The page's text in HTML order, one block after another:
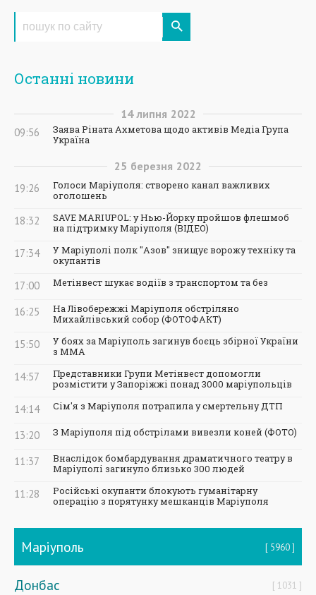
Останні новини
14 липня 2022
09:56
Заява Ріната Ахметова щодо активів Медіа Група
Україна
25 березня 2022
19:26
Голоси Маріуполя: створено канал важливих
оголошень
18:32
SAVE MARIUPOL: у Нью-Йорку пройшов флешмоб
на підтримку Маріуполя (ВІДЕО)
17:34
У Маріуполі полк "Азов" знищує ворожу техніку та
окупантів
17:00 Метінвест шукає водіїв з транспортом та без
16:25
На Лівобережжі Маріуполя обстріляно
Михайлівський собор (ФОТОФАКТ)
15:50
У боях за Маріуполь загинув боєць збірної України
з ММА
14:57
Представники Групи Метінвест допомогли
розмістити у Запоріжжі понад 3000 маріупольців
14:14 Сім'я з Маріуполя потрапила у смертельну ДТП
13:20 З Маріуполя під обстрілами вивезли коней (ФОТО)
11:37
Внаслідок бомбардування драматичного театру в
Маріуполі загинуло близько 300 людей
11:28
Російські окупанти блокують гуманітарну
операцію з порятунку мешканців Маріуполя
Маріуполь 5960
Донбас 1031